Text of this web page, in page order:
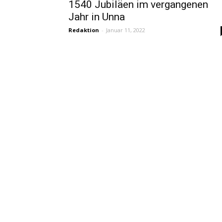
1540 Jubiläen im vergangenen
Jahr in Unna
Redaktion - Januar 11, 2022